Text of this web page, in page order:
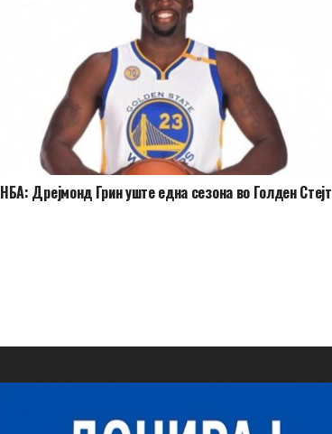
НБА: Дрејмонд Грин уште една сезона во Голден Стејт